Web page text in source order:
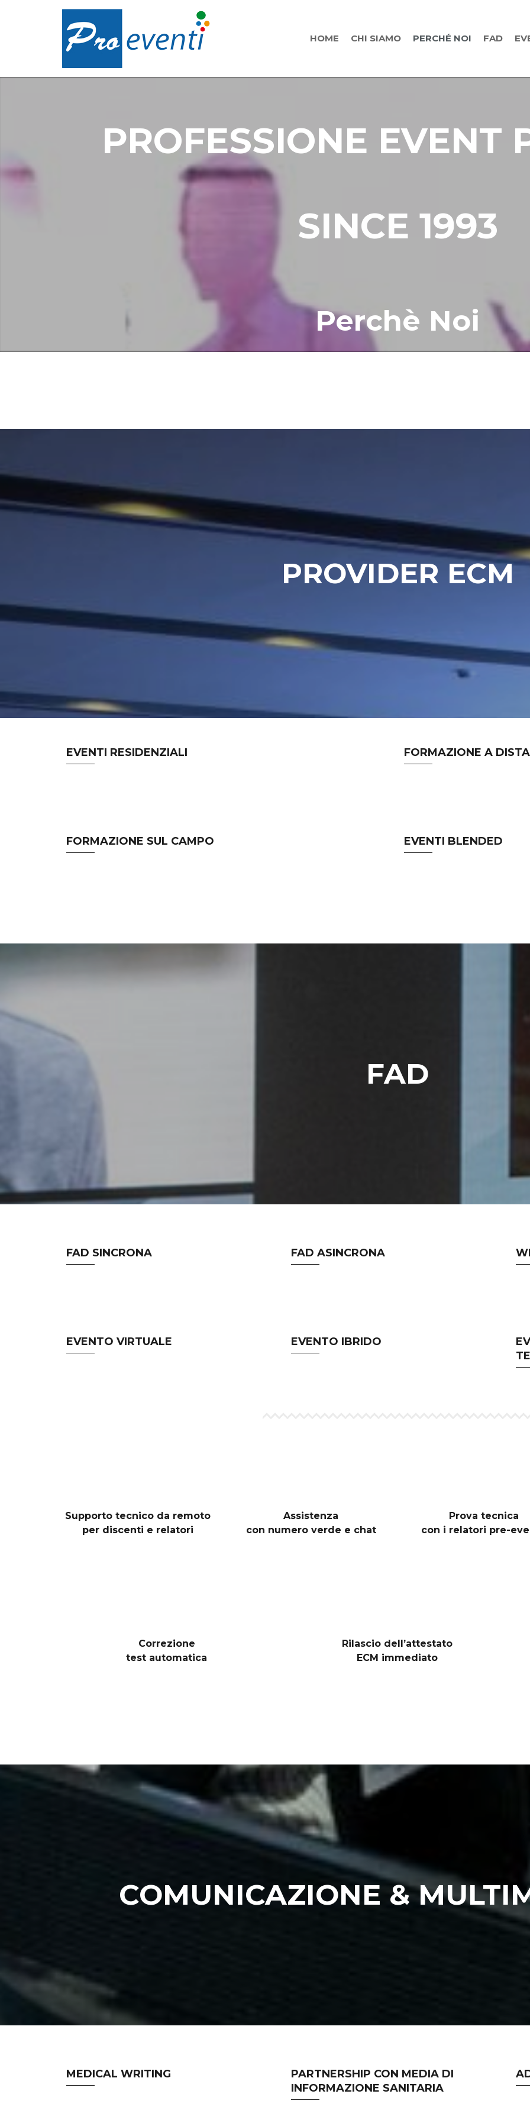
HOME CHI SIAMO PERCHÉ NOI FAD
PROFESSIONE EVENT
SINCE 1993
Perchè Noi
PROVIDER ECM
EVENTI RESIDENZIALI FORMAZIONE A
FORMAZIONE SUL CAMPO EVENTI BLENDED
FAD
FAD SINCRONA FAD ASINCRONA
EVENTO VIRTUALE EVENTO IBRIDO
Supporto tecnico da remoto
per discenti e relatori
Assistenza
con numero verde e chat
Prova tecnica
con i relatori pre-
Correzione
test automatica
Rilascio dell’attestato
ECM immediato
COMUNICAZIONE &
MEDICAL WRITING
PARTNERSHIP CON MEDIA DI
INFORMAZIONE SANITARIA